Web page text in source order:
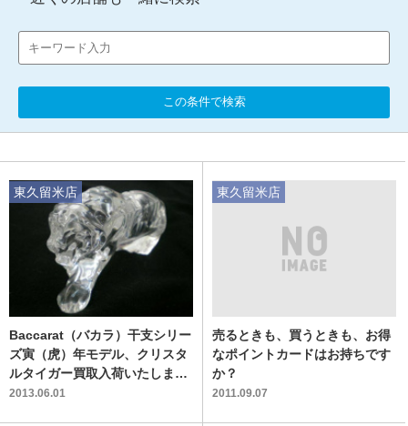
この条件で検索
Baccarat（バカラ）干支シリー
ズ寅（虎）年モデル、クリスタ
ルタイガー買取入荷いたしまし
た！
2013.06.01
東久留米店
売るときも、買うときも、お得
なポイントカードはお持ちです
か？
2011.09.07
東久留米店